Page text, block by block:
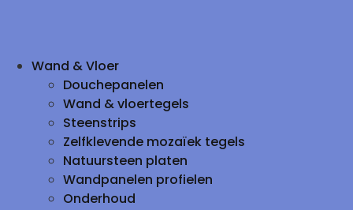
Wand & Vloer
Douchepanelen
Wand & vloertegels
Steenstrips
Zelfklevende mozaïek tegels
Natuursteen platen
Wandpanelen profielen
Onderhoud